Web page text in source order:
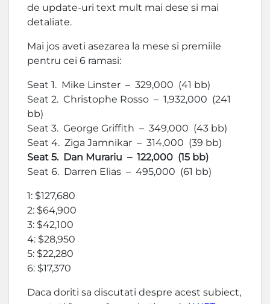
de update-uri text mult mai dese si mai
detaliate.
Mai jos aveti asezarea la mese si premiile
pentru cei 6 ramasi:
Seat 1. Mike Linster – 329,000 (41 bb)
Seat 2. Christophe Rosso – 1,932,000 (241
bb)
Seat 3. George Griffith – 349,000 (43 bb)
Seat 4. Ziga Jamnikar – 314,000 (39 bb)
Seat 5. Dan Murariu – 122,000 (15 bb)
Seat 6. Darren Elias – 495,000 (61 bb)
1: $127,680
2: $64,900
3: $42,100
4: $28,950
5: $22,280
6: $17,370
Daca doriti sa discutati despre acest subiect,